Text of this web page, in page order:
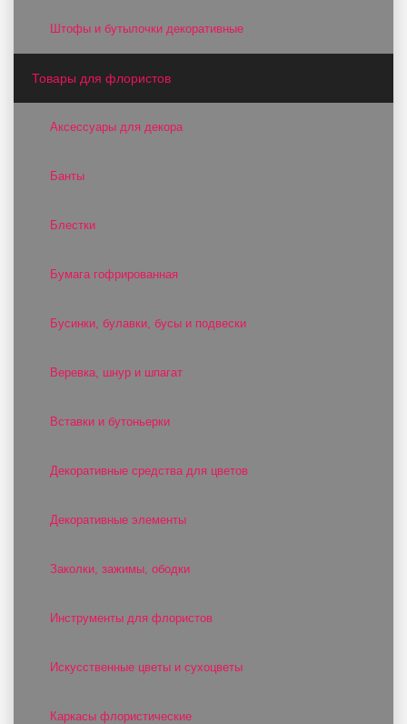
Штофы и бутылочки декоративные
Товары для флористов
Аксессуары для декора
Банты
Блестки
Бумага гофрированная
Бусинки, булавки, бусы и подвески
Веревка, шнур и шпагат
Вставки и бутоньерки
Декоративные средства для цветов
Декоративные элементы
Заколки, зажимы, ободки
Инструменты для флористов
Искусственные цветы и сухоцветы
Каркасы флористические